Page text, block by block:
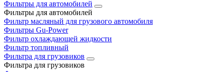
Фильтры для автомобилей
Фильтры для автомобилей
Фильтр масляный для грузового автомобиля
Фильтры Gu-Power
Фильтр охлаждающей жидкости
Фильтр топливный
Фильтра для грузовиков
Фильтра для грузовиков